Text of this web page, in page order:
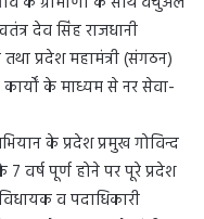
देव सिंह राजधानी
प्रदेश महामंत्री (संगठन)
के माध्यम से नर सेवा-
के प्रदेश प्रमुख गोविन्द
वर्ष पूर्ण होने पर पूरे प्रदेश
व पदाधिकारी